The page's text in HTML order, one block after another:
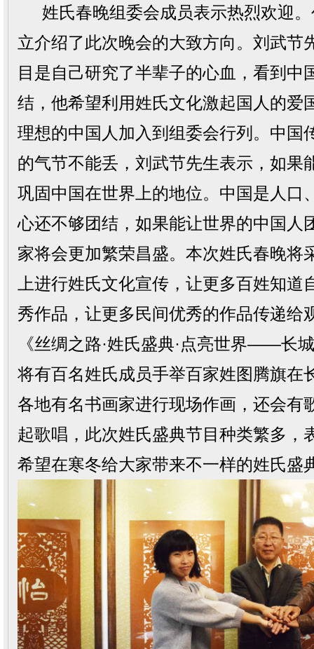
姓氏春晚组委会成员表示热烈欢迎。
立介绍了此次晚会的大致方向。刘武节
目是自己研究了半辈子的心血，看到中
结，他希望利用姓氏文化激起国人的爱
理想的中国人加入到组委会行列。中国
的气节不能丢，刘武节先生表示，如果
巩固中国在世界上的地位。中国是人口
心还不够团结，如果能让世界的中国人
家将会更加繁荣昌盛。本次姓氏春晚将
上进行姓氏文化宣传，让更多百姓知
秀作品，让更多民间优秀的作品传递给
《丝绸之路·姓氏盛典·点亮世界——长
将有百名姓氏成员手举百家姓图腾旗在
各地有名书画家进行现场作画，还会有
起歌唱，此次姓氏盛典节目种类繁多，
希望在寒冬给大家带来不一样的姓氏盛